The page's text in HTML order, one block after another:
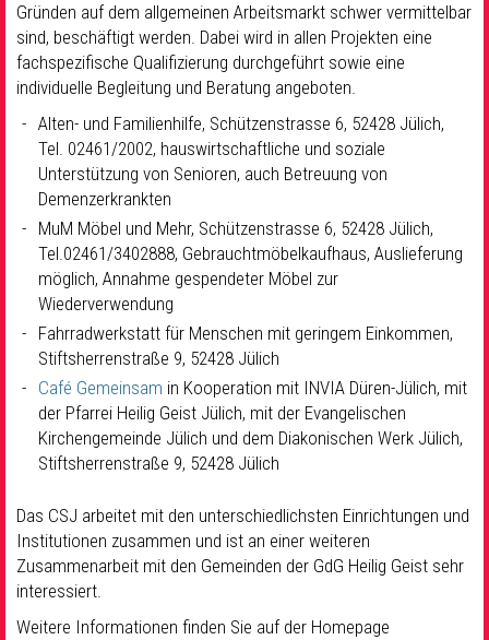
Gründen auf dem allgemeinen Arbeitsmarkt schwer vermittelbar
sind, beschäftigt werden. Dabei wird in allen Projekten eine
fachspezifische Qualifizierung durchgeführt sowie eine
individuelle Begleitung und Beratung angeboten.
Alten- und Familienhilfe, Schützenstrasse 6, 52428 Jülich,
Tel. 02461/2002, hauswirtschaftliche und soziale
Unterstützung von Senioren, auch Betreuung von
Demenzerkrankten
MuM Möbel und Mehr, Schützenstrasse 6, 52428 Jülich,
Tel.02461/3402888, Gebrauchtmöbelkaufhaus, Auslieferung
möglich, Annahme gespendeter Möbel zur
Wiederverwendung
Fahrradwerkstatt für Menschen mit geringem Einkommen,
Stiftsherrenstraße 9, 52428 Jülich
Café Gemeinsam in Kooperation mit INVIA Düren-Jülich, mit
der Pfarrei Heilig Geist Jülich, mit der Evangelischen
Kirchengemeinde Jülich und dem Diakonischen Werk Jülich,
Stiftsherrenstraße 9, 52428 Jülich
Das CSJ arbeitet mit den unterschiedlichsten Einrichtungen und
Institutionen zusammen und ist an einer weiteren
Zusammenarbeit mit den Gemeinden der GdG Heilig Geist sehr
interessiert.
Weitere Informationen finden Sie auf der Homepage